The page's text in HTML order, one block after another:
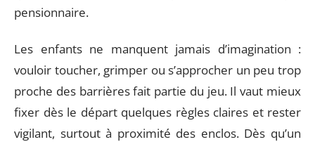
pensionnaire.
Les enfants ne manquent jamais d’imagination :
vouloir toucher, grimper ou s’approcher un peu trop
proche des barrières fait partie du jeu. Il vaut mieux
fixer dès le départ quelques règles claires et rester
vigilant, surtout à proximité des enclos. Dès qu’un